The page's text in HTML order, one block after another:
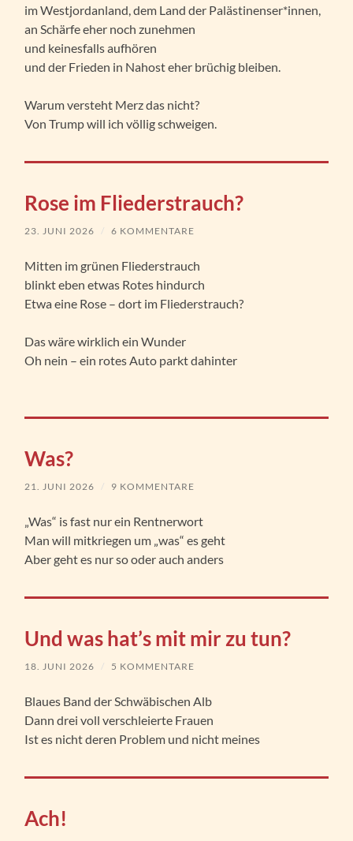
im Westjordanland, dem Land der Palästinenser*innen,
an Schärfe eher noch zunehmen
und keinesfalls aufhören
und der Frieden in Nahost eher brüchig bleiben.
Warum versteht Merz das nicht?
Von Trump will ich völlig schweigen.
Rose im Fliederstrauch?
23. JUNI 2026 / 6 KOMMENTARE
Mitten im grünen Fliederstrauch
blinkt eben etwas Rotes hindurch
Etwa eine Rose – dort im Fliederstrauch?
Das wäre wirklich ein Wunder
Oh nein – ein rotes Auto parkt dahinter
Was?
21. JUNI 2026 / 9 KOMMENTARE
„Was“ is fast nur ein Rentnerwort
Man will mitkriegen um „was“ es geht
Aber geht es nur so oder auch anders
Und was hat’s mit mir zu tun?
18. JUNI 2026 / 5 KOMMENTARE
Blaues Band der Schwäbischen Alb
Dann drei voll verschleierte Frauen
Ist es nicht deren Problem und nicht meines
Ach!